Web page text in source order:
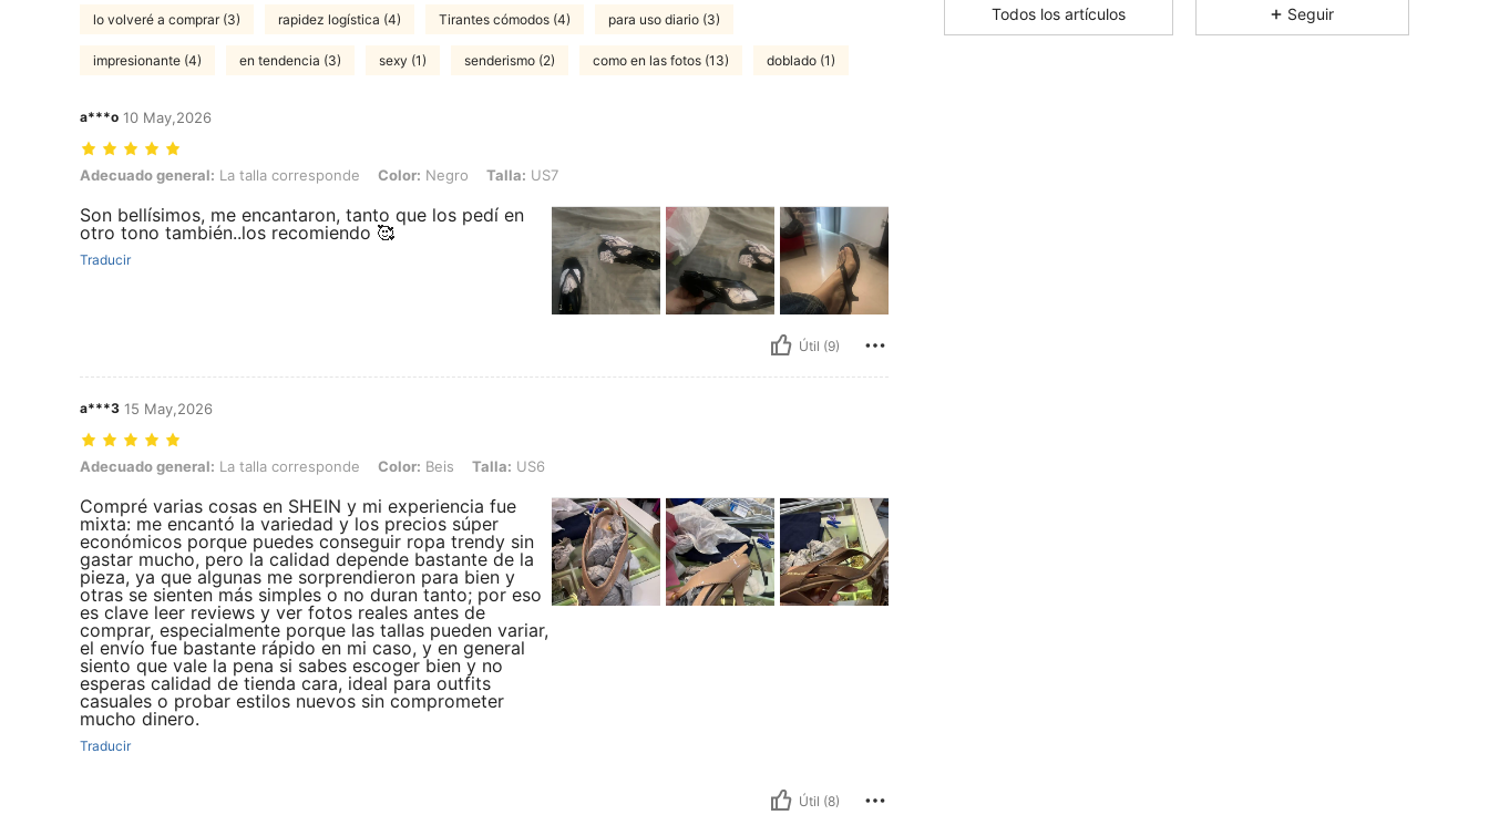
lo volveré a comprar (3) rapidez logística (4) Tirantes cómodos (4) para uso diario (3)
impresionante (4) en tendencia (3) sexy (1) senderismo (2) como en las fotos (13) doblado (1)
a***o 10 May,2026
Adecuado general: La talla corresponde, Color: Negro, Talla: US7
Adecuado general: La talla corresponde Color: Negro Talla: US7
Son bellísimos, me encantaron, tanto que los pedí en
otro tono también..los recomiendo 🥰
Traducir
Útil (9)
a***3 15 May,2026
Adecuado general: La talla corresponde, Color: Beis, Talla: US6
Adecuado general: La talla corresponde Color: Beis Talla: US6
Compré varias cosas en SHEIN y mi experiencia fue
mixta: me encantó la variedad y los precios súper
económicos porque puedes conseguir ropa trendy sin
gastar mucho, pero la calidad depende bastante de la
pieza, ya que algunas me sorprendieron para bien y
otras se sienten más simples o no duran tanto; por eso
es clave leer reviews y ver fotos reales antes de
comprar, especialmente porque las tallas pueden variar,
el envío fue bastante rápido en mi caso, y en general
siento que vale la pena si sabes escoger bien y no
esperas calidad de tienda cara, ideal para outfits
casuales o probar estilos nuevos sin comprometer
mucho dinero.
Traducir
Útil (8)
Todos los artículos Seguir